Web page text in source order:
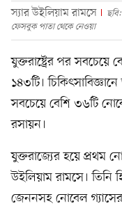
স্যার উইলিয়াম রামসে
ফেসবুক পাতা থেকে নেওয়া
যুক্তরাষ্ট্রের পর সবচেয়ে
১৪৩টি।
সবচেয়ে বেশি ৩৬টি
রসায়ন।
যুক্তরাজ্যের হয়ে প্রথম
উইলিয়াম রামসে। তিনি
জেননসহ নোবেল